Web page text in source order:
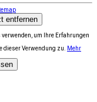
entfernen
um Ihre Erfahrungen
dieser Verwendung zu.
Mehr